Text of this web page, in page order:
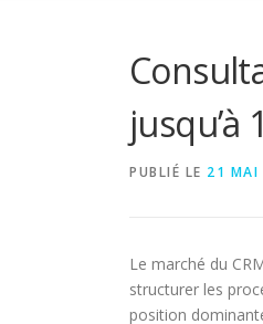
jusqu’à
PUBLIÉ LE 21 MAI
Le marché du
structurer les
position